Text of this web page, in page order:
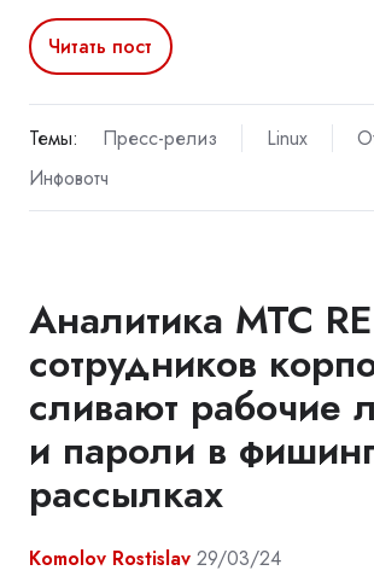
Читать пост
Темы: Пресс-релиз Linux
Инфовотч
Аналитика МТС
сотрудников
сливают рабочие
и пароли в
рассылках
Komolov Rostislav 29/03/24